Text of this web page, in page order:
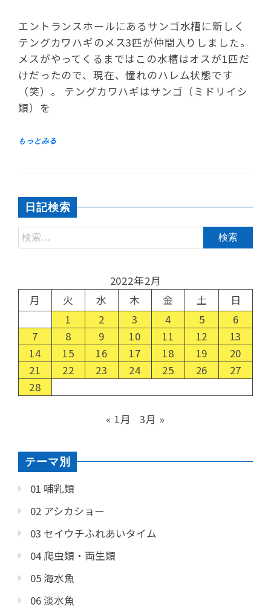
エントランスホールにあるサンゴ水槽に新しく
テングカワハギのメス3匹が仲間入りしました。
メスがやってくるまではこの水槽はオスが1匹だ
けだったので、現在、憧れのハレム状態です
（笑）。 テングカワハギはサンゴ（ミドリイシ
類）を
日記検索
2022年2月
月
火 水 木 金 土
日
1
2 3 4 5
6
7
8 9 10 11 12
13
14
15 16 17 18 19
20
21
22 23 24 25 26
27
28
« 1月 3月 »
テーマ別
01 哺乳類
02 アシカショー
03 セイウチふれあいタイム
04 爬虫類・両生類
05 海水魚
06 淡水魚